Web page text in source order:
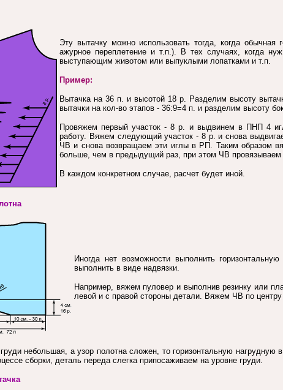
Эту вытачку можно использовать тогда, когда обычная
ажурное переплетение и т.п.). В тех случаях, когда
выступающим животом или выпуклыми лопатками и т.п.
Пример:
Вытачка на 36 п. и высотой 18 р. Разделим высоту
вытачки на кол-во этапов - 36:9=4 п. и разделим высоту
Провяжем первый участок - 8 р. и выдвинем в ПНП 4
работу. Вяжем следующий участок - 8 р. и снова
ЧВ и снова возвращаем эти иглы в РП. Таким образом
больше, чем в предыдущий раз, при этом ЧВ
В каждом конкретном случае, расчет будет иной.
Иногда нет возможности выполнить
выполнить в виде надвязки.
Например, вяжем пуловер и выполнив резинку или
левой и с правой стороны детали. Вяжем ЧВ по
небольшая, а узор полотна сложен, то горизонтальную
сборки, деталь переда слегка припосаживаем на уровне груди.